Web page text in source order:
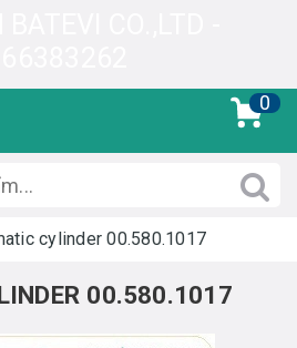
0
cylinder 00.580.1017
00.580.1017